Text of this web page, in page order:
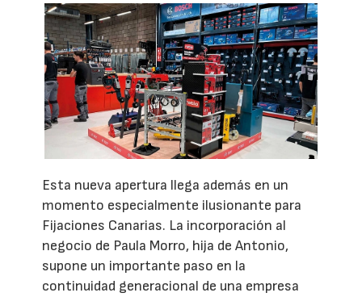
Esta nueva apertura llega además en un
momento especialmente ilusionante para
Fijaciones Canarias. La incorporación al
negocio de Paula Morro, hija de Antonio,
supone un importante paso en la
continuidad generacional de una empresa